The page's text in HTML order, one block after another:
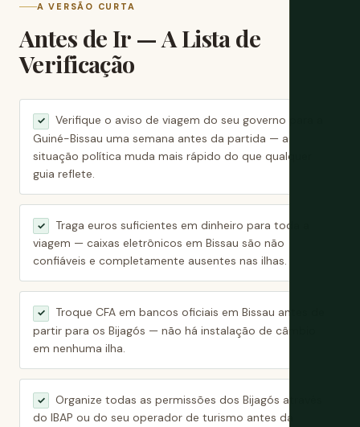
A VERSÃO CURTA
Antes de Ir — A Lista de
Verificação
✓
Verifique o aviso de viagem do seu governo para a
Guiné-Bissau uma semana antes da partida — a
situação política muda mais rápido do que qualquer
guia reflete.
✓
Traga euros suficientes em dinheiro para toda a
viagem — caixas eletrônicos em Bissau são não
confiáveis e completamente ausentes nas ilhas.
✓
Troque CFA em bancos oficiais em Bissau antes de
partir para os Bijagós — não há instalação de câmbio
em nenhuma ilha.
✓
Organize todas as permissões dos Bijagós através
do IBAP ou do seu operador de turismo antes da